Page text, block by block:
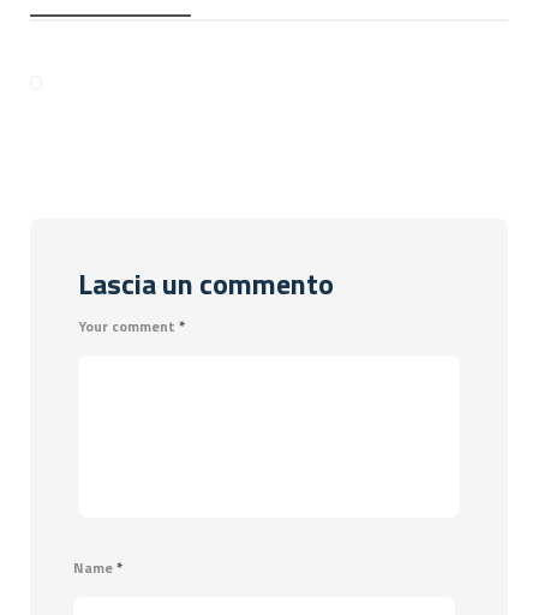
Lascia un commento
Your comment *
Name*